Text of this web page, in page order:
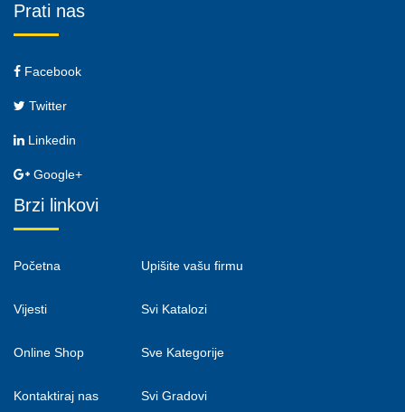
Prati nas
Facebook
Twitter
Linkedin
Google+
Brzi linkovi
Početna
Vijesti
Online Shop
Kontaktiraj nas
Upišite vašu firmu
Svi Katalozi
Sve Kategorije
Svi Gradovi